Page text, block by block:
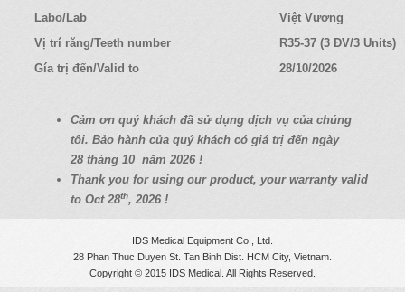
g
Labo/Lab
Việt Vương
Vị trí răng/Teeth number
R35-37 (3 ĐV/3 Units)
Gía trị đến/Valid to
28/10/2026
Cảmơn quý khách đã sử dụng dịch vụ của chúng
tôi. Bảo hành của quý khách có giá trị đến ngày
28tháng 10 năm 2026 !
Thank you for using our product, your warranty valid
to Oct 28th, 2026 !
IDS Medical Equipment Co., Ltd.
28 Phan Thuc Duyen St. Tan Binh Dist. HCM City, Vietnam.
Copyright © 2015 IDS Medical. All Rights Reserved.